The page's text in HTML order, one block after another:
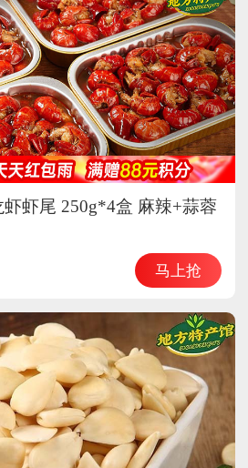
虾虾尾 250g*4盒 麻辣+蒜蓉
马上抢